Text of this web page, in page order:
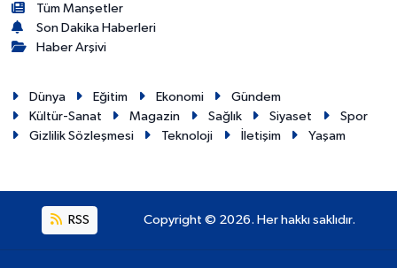
Tüm Manşetler
Son Dakika Haberleri
Haber Arşivi
Dünya Eğitim Ekonomi
Gündem
Kültür-Sanat
Magazin Sağlık Siyaset
Spor
Gizlilik Sözleşmesi
Teknoloji İletişim Yaşam
RSS Copyright © 2026. Her hakkı saklıdır.